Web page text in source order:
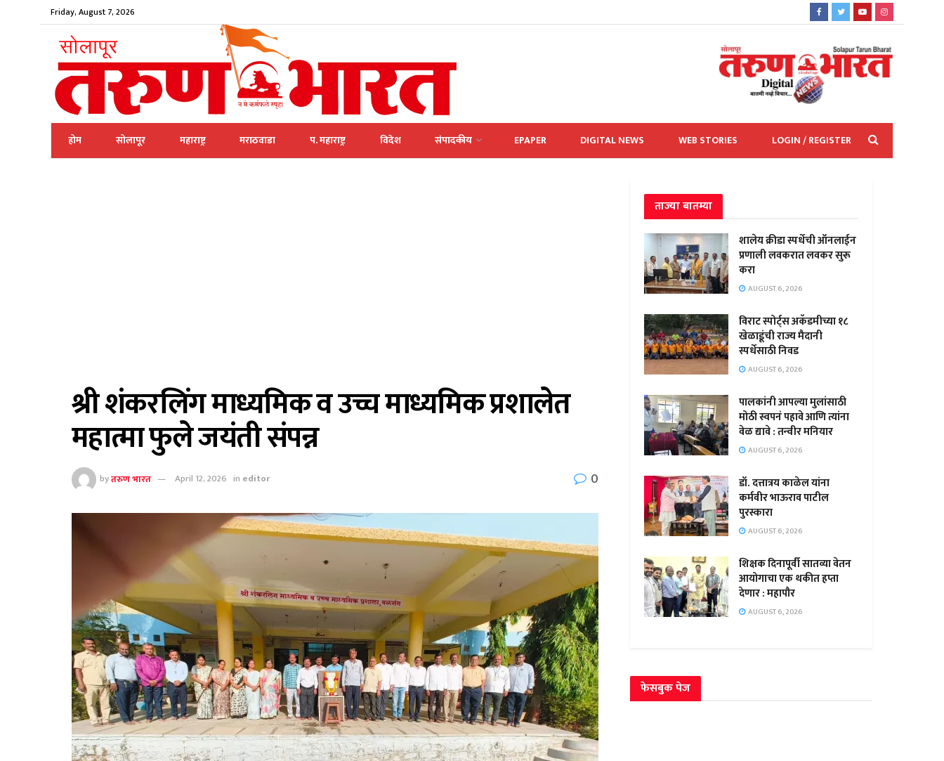
Friday, August 7, 2026
होम सोलापूर महाराष्ट्र मराठवाडा प. महाराष्ट्र विदेश संपादकीय EPAPER DIGITAL NEWS WEB STORIES LOGIN / REGISTER
श्री शंकरलिंग माध्यमिक व उच्च माध्यमिक प्रशालेत
महात्मा फुले जयंती संपन्न
byतरुण भारत April 12, 2026 in editor 0
ताज्या बातम्या
शालेय क्रीडा स्पर्धेची ऑनलाईन
प्रणाली लवकरात लवकर सुरू
करा
AUGUST 6, 2026
विराट स्पोर्ट्स अकॅडमीच्या १८
खेळाडूंची राज्य मैदानी
स्पर्धेसाठी निवड
AUGUST 6, 2026
पालकांनी आपल्या मुलांसाठी
मोठी स्वपनं पहावे आणि त्यांना
वेळ द्यावे : तन्वीर मनियार
AUGUST 6, 2026
डॉ. दत्तात्रय काळेल यांना
कर्मवीर भाऊराव पाटील
पुरस्कारा
AUGUST 6, 2026
शिक्षक दिनापूर्वी सातव्या वेतन
आयोगाचा एक थकीत हप्ता
देणार : महापौर
AUGUST 6, 2026
फेसबुक पेज